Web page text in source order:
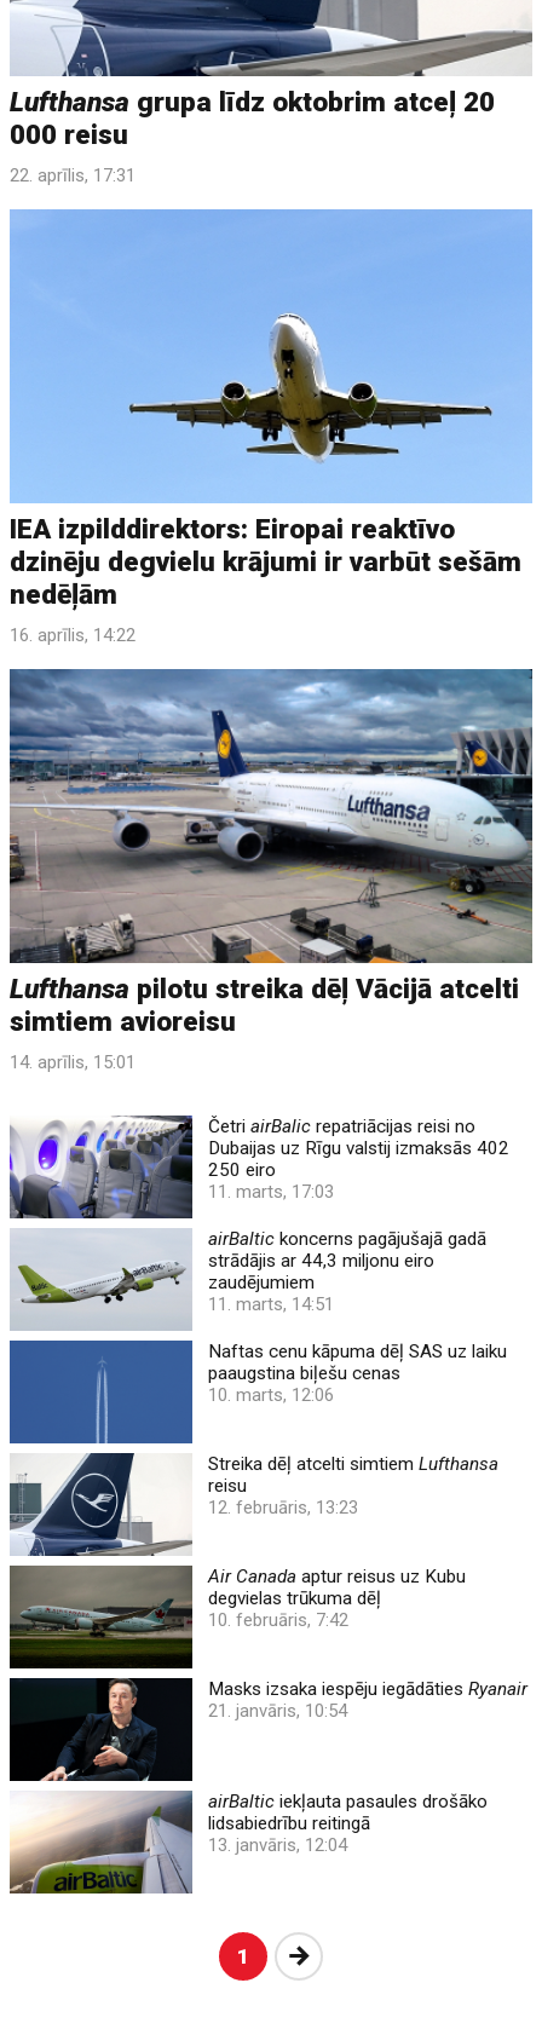
Lufthansa grupa līdz oktobrim atceļ 20
000 reisu
22. aprīlis, 17:31
IEA izpilddirektors: Eiropai reaktīvo
dzinēju degvielu krājumi ir varbūt sešām
nedēļām
16. aprīlis, 14:22
Lufthansa pilotu streika dēļ Vācijā atcelti
simtiem avioreisu
14. aprīlis, 15:01
ČetriairBalic repatriācijas reisi no
Dubaijas uz Rīgu valstij izmaksās 402
250 eiro
11. marts, 17:03
airBaltic koncerns pagājušajā gadā
strādājis ar 44,3 miljonu eiro
zaudējumiem
11. marts, 14:51
Naftas cenu kāpuma dēļ SAS uz laiku
paaugstina biļešu cenas
10. marts, 12:06
Streika dēļ atcelti simtiemLufthansa
reisu
12. februāris, 13:23
Air Canada aptur reisus uz Kubu
degvielas trūkuma dēļ
10. februāris, 7:42
Masks izsaka iespēju iegādātiesRyanair
21. janvāris, 10:54
airBaltic iekļauta pasaules drošāko
lidsabiedrību reitingā
13. janvāris, 12:04
1 Nākošā